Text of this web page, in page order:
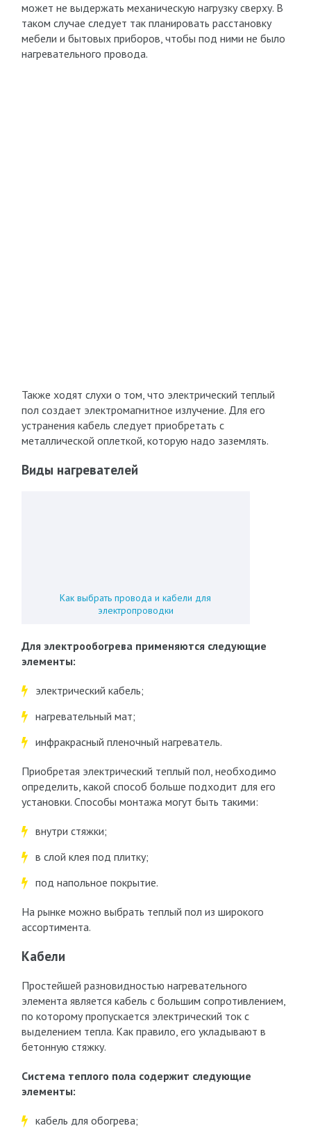
может не выдержать механическую нагрузку сверху. В
таком случае следует так планировать расстановку
мебели и бытовых приборов, чтобы под ними не было
нагревательного провода.
Также ходят слухи о том, что электрический теплый
пол создает электромагнитное излучение. Для его
устранения кабель следует приобретать с
металлической оплеткой, которую надо заземлять.
Виды нагревателей
Как выбрать провода и кабели для
электропроводки
Для электрообогрева применяются следующие
элементы:
электрический кабель;
нагревательный мат;
инфракрасный пленочный нагреватель.
Приобретая электрический теплый пол, необходимо
определить, какой способ больше подходит для его
установки. Способы монтажа могут быть такими:
внутри стяжки;
в слой клея под плитку;
под напольное покрытие.
На рынке можно выбрать теплый пол из широкого
ассортимента.
Кабели
Простейшей разновидностью нагревательного
элемента является кабель с большим сопротивлением,
по которому пропускается электрический ток с
выделением тепла. Как правило, его укладывают в
бетонную стяжку.
Система теплого пола содержит следующие
элементы:
кабель для обогрева;